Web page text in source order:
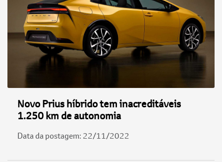
Novo Prius híbrido tem inacreditáveis
1.250 km de autonomia
Data da postagem: 22/11/2022